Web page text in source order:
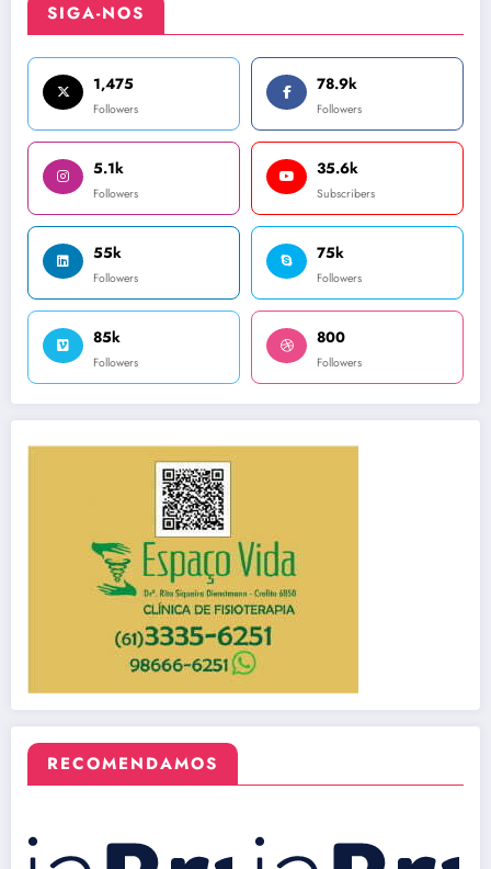
SIGA-NOS
1,475
Followers
78.9k
Followers
5.1k
Followers
35.6k
Subscribers
55k
Followers
75k
Followers
85k
Followers
800
Followers
RECOMENDAMOS